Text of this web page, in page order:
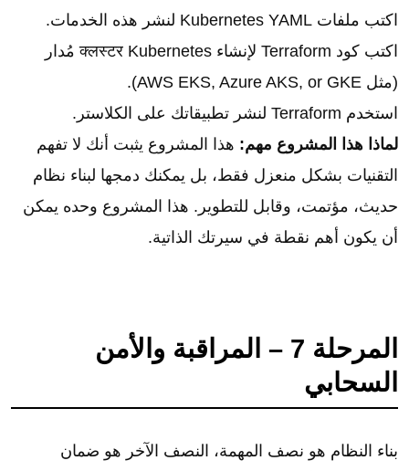
اكتب ملفات Kubernetes YAML لنشر هذه الخدمات.
اكتب كود Terraform لإنشاء क्लस्टर Kubernetes مُدار
(مثل AWS EKS, Azure AKS, or GKE).
استخدم Terraform لنشر تطبيقاتك على الكلاستر.
لماذا هذا المشروع مهم: هذا المشروع يثبت أنك لا تفهم
التقنيات بشكل منعزل فقط، بل يمكنك دمجها لبناء نظام
حديث، مؤتمت، وقابل للتطوير. هذا المشروع وحده يمكن
أن يكون أهم نقطة في سيرتك الذاتية.
المرحلة 7 – المراقبة والأمن
السحابي
بناء النظام هو نصف المهمة، النصف الآخر هو ضمان